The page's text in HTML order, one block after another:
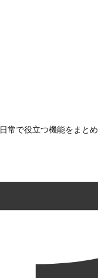
常で役立つ機能をまと